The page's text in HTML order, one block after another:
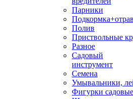
Парники
Полив
Приствольные
Разное
Садовый
инструмент
Семена
Умывальники,
Фигурки садовые